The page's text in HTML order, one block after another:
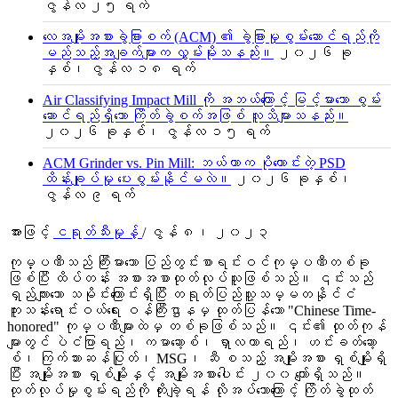
ဇွန်လ ၂၅ ရက်
လေအမျိုးအစားခွဲခြားစက် (ACM) ၏ ခွဲခြားမှုစွမ်းဆောင်ရည်ကို
မည်သည့်အချက်များက လွှမ်းမိုးသနည်း။
၂၀၂၆ ခု
နှစ်၊ ဇွန်လ ၁၈ ရက်
Air Classifying Impact Mill ကို အဘယ်ကြောင့် မြင့်မားသော စွမ်း
ဆောင်ရည်ရှိသော ကြိတ်ခွဲစက်အဖြစ် လူသိများသနည်း။
၂၀၂၆ ခုနှစ်၊ ဇွန်လ ၁၅ ရက်
ACM Grinder vs. Pin Mill: ဘယ်ဟာက ပိုကောင်းတဲ့ PSD
ထိန်းချုပ်မှု ပေးစွမ်းနိုင်မလဲ။
၂၀၂၆ ခုနှစ်၊
ဇွန်လ ၉ ရက်
အားဖြင့် ငရုတ်သီးမှုန့် / ဇွန် ၈၊ ၂၀၂၃
ကုမ္ပဏီသည် ကြီးမားသော ပြည်တွင်းစာရင်းဝင်ကုမ္ပဏီတစ်ခု
ဖြစ်ပြီး ထိပ်တန်း အစားအစာထုတ်လုပ်သူဖြစ်သည်။ ၎င်းသည်
ရှည်လျားသော သမိုင်းကြောင်းရှိပြီး တရုတ်ပြည်သူ့သမ္မတနိုင်ငံ
ကူးသန်းရောင်းဝယ်ရေး ဝန်ကြီးဌာနမှ ထုတ်ပြန်သော "Chinese Time-
honored" ကုမ္ပဏီများထဲမှ တစ်ခုဖြစ်သည်။ ၎င်း၏ ထုတ်ကုန်
များတွင် ပဲငံပြာရည်၊ ကမာဆော့စ်၊ ရှာလကာရည်၊ ဟင်းခတ်ဆော့
စ်၊ ကြက်သားဆန်ပြုတ်၊ MSG၊ ဆီ စသည့် အမျိုးအစား ရှစ်မျိုးရှိ
ပြီး အမျိုးအစား ရှစ်မျိုးနှင့် အမျိုးအစားပေါင်း ၂၀၀ ကျော်ရှိသည်။
ထုတ်လုပ်မှုစွမ်းရည်ကို တိုးချဲ့ရန် လိုအပ်သောကြောင့် ကြိတ်ခွဲထုတ်